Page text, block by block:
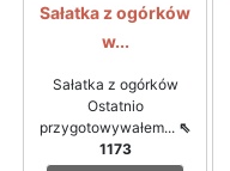
Sałatka z ogórków
w...
Sałatka z ogórków
Ostatnio
przygotowywałem... ⇖
1173